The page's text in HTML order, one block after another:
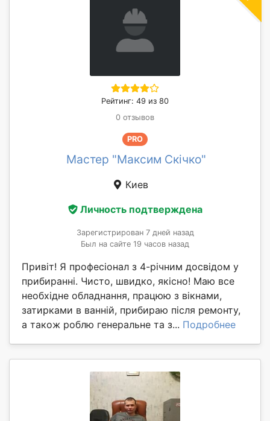
Рейтинг: 49 из 80
0 отзывов
PRO
Мастер "Максим Скічко"
Киев
Личность подтверждена
Зарегистрирован 7 дней назад
Был на сайте 19 часов назад
Привіт! Я професіонал з 4-річним досвідом у
прибиранні. Чисто, швидко, якісно! Маю все
необхідне обладнання, працюю з вікнами,
затирками в ванній, прибираю після ремонту,
а також роблю генеральне та з... Подробнее